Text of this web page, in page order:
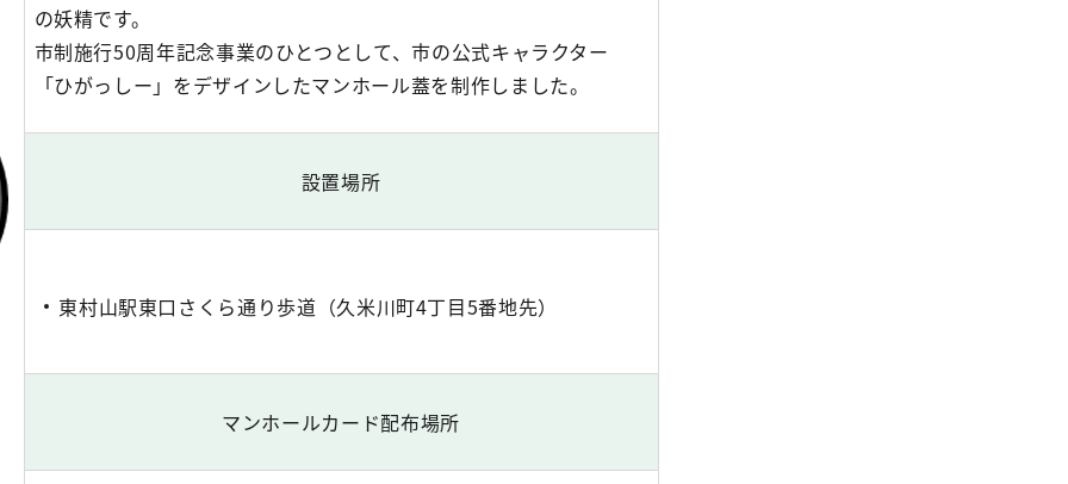
の妖精です。
市制施行50周年記念事業のひとつとして、市の公式キャラクター
「ひがっしー」をデザインしたマンホール蓋を制作しました。
設置場所
東村山駅東口さくら通り歩道（久米川町4丁目5番地先）
マンホールカード配布場所